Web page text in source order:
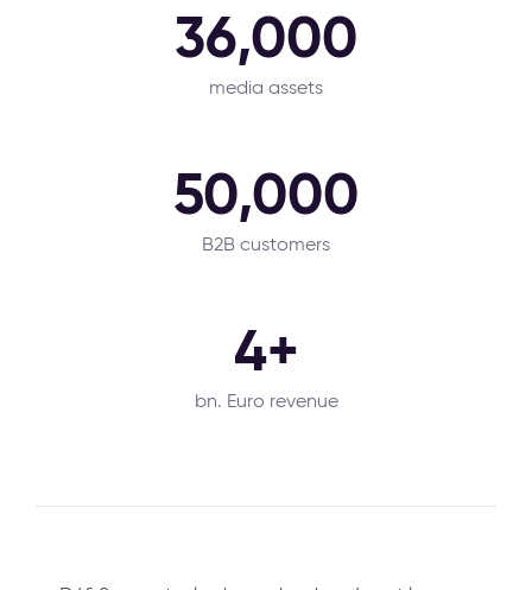
36,000
media assets
50,000
B2B customers
4+
bn. Euro revenue